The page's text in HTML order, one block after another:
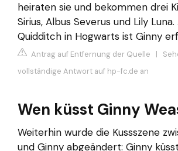
heiraten sie und bekommen drei
Sirius, Albus Severus und Lily
Quidditch in Hogwarts ist Ginny
Antrag auf Entfernung der Quelle |
vollständige Antwort auf hp-fc.de an
Wen küsst Ginny
Weiterhin wurde die Kussszene
und Ginny abgeändert: Ginny